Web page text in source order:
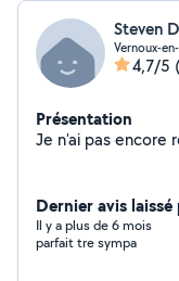
Steven
Vernoux-
4,7/5
Présentation
Dernier avis
Il y a plus de 6 mois
parfait tre sympa